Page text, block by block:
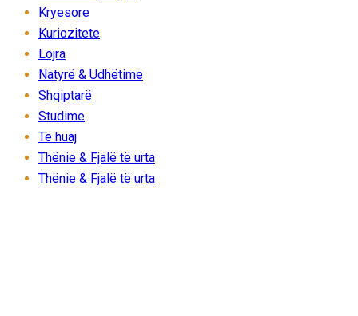
Kryesore
Kuriozitete
Lojra
Natyrë & Udhëtime
Shqiptarë
Studime
Të huaj
Thënie & Fjalë të urta
Thënie & Fjalë të urta